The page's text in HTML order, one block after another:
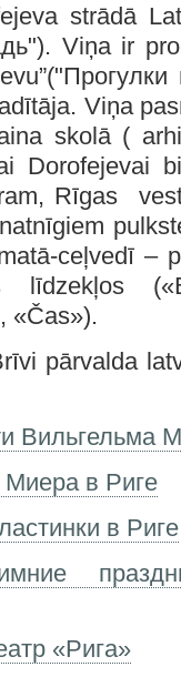
strādā
Viņa ir
Viņa
skolā (
Dorofejevai
Rīgas
ceļvedī –
līdzekļos
«Čas»).
pārvalda
Вильгельма
в Риге
в Риге
«Рига»